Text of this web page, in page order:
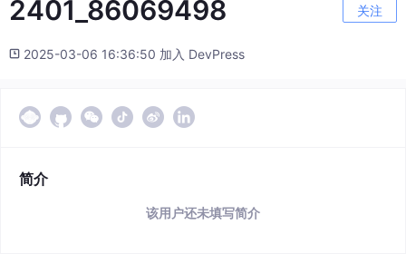
2401_86069498 关注
2025-03-06 16:36:50 加入 DevPress
简介
该用户还未填写简介